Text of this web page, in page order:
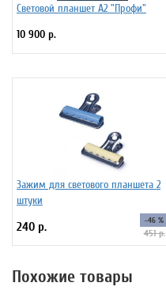
Световой планшет А2 "Профи"
10 900 р.
Зажим для светового планшета 2
штуки
240 р. -46 %
451 р.
Похожие товары